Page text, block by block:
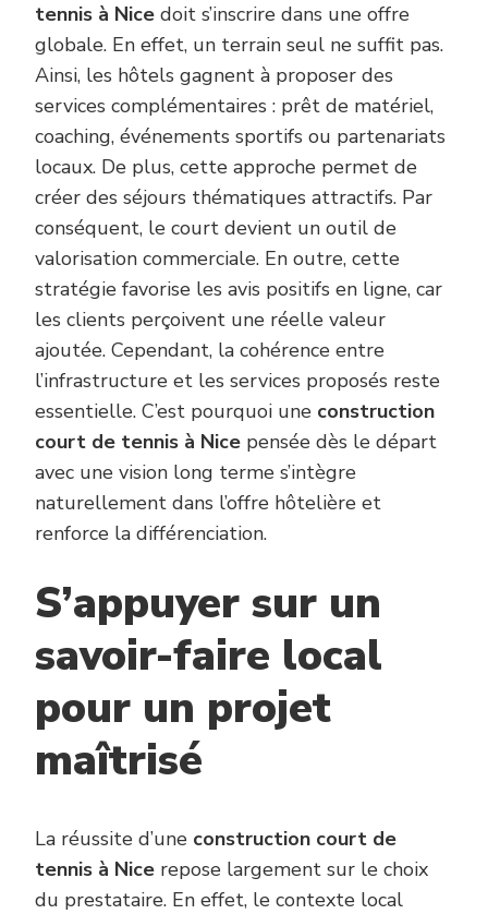
tennis à Nice doit s’inscrire dans une offre
globale. En effet, un terrain seul ne suffit pas.
Ainsi, les hôtels gagnent à proposer des
services complémentaires : prêt de matériel,
coaching, événements sportifs ou partenariats
locaux. De plus, cette approche permet de
créer des séjours thématiques attractifs. Par
conséquent, le court devient un outil de
valorisation commerciale. En outre, cette
stratégie favorise les avis positifs en ligne, car
les clients perçoivent une réelle valeur
ajoutée. Cependant, la cohérence entre
l’infrastructure et les services proposés reste
essentielle. C’est pourquoi une construction
court de tennis à Nice pensée dès le départ
avec une vision long terme s’intègre
naturellement dans l’offre hôtelière et
renforce la différenciation.
S’appuyer sur un
savoir-faire local
pour un projet
maîtrisé
La réussite d’une construction court de
tennis à Nice repose largement sur le choix
du prestataire. En effet, le contexte local